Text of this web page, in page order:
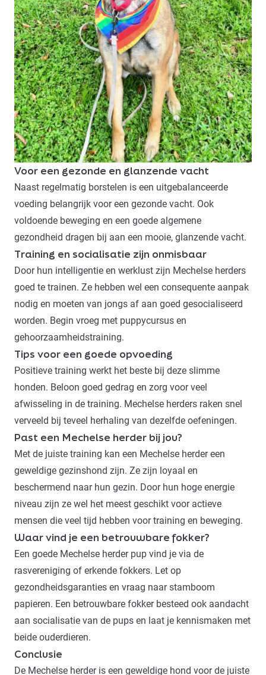
Voor een gezonde en glanzende vacht
Naast regelmatig borstelen is een uitgebalanceerde
voeding belangrijk voor een gezonde vacht. Ook
voldoende beweging en een goede algemene
gezondheid dragen bij aan een mooie, glanzende vacht.
Training en socialisatie zijn onmisbaar
Door hun intelligentie en werklust zijn Mechelse herders
goed te trainen. Ze hebben wel een consequente aanpak
nodig en moeten van jongs af aan goed gesocialiseerd
worden. Begin vroeg met puppycursus en
gehoorzaamheidstraining.
Tips voor een goede opvoeding
Positieve training werkt het beste bij deze slimme
honden. Beloon goed gedrag en zorg voor veel
afwisseling in de training. Mechelse herders raken snel
verveeld bij teveel herhaling van dezelfde oefeningen.
Past een Mechelse herder bij jou?
Met de juiste training kan een Mechelse herder een
geweldige gezinshond zijn. Ze zijn loyaal en
beschermend naar hun gezin. Door hun hoge energie
niveau zijn ze wel het meest geschikt voor actieve
mensen die veel tijd hebben voor training en beweging.
Waar vind je een betrouwbare fokker?
Een goede Mechelse herder pup vind je via de
rasvereniging of erkende fokkers. Let op
gezondheidsgaranties en vraag naar stamboom
papieren. Een betrouwbare fokker besteed ook aandacht
aan socialisatie van de pups en laat je kennismaken met
beide ouderdieren.
Conclusie
De Mechelse herder is een geweldige hond voor de juiste